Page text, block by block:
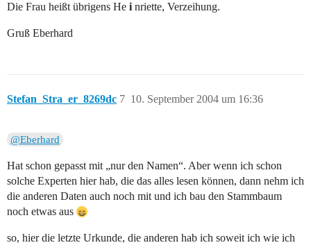
Die Frau heißt übrigens He i nriette, Verzeihung.
Gruß Eberhard
Stefan_Stra_er_8269dc 10. September 2004 um 16:36
7
@Eberhard
Hat schon gepasst mit „nur den Namen“. Aber wenn ich schon
solche Experten hier hab, die das alles lesen können, dann nehm ich
die anderen Daten auch noch mit und ich bau den Stammbaum
noch etwas aus
so, hier die letzte Urkunde, die anderen hab ich soweit ich wie ich